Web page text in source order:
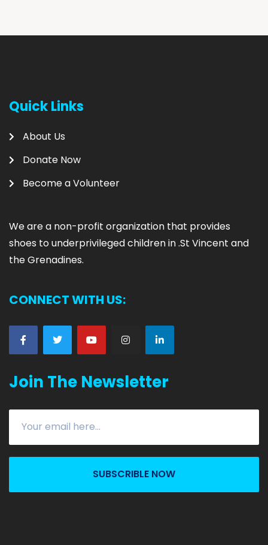
Quick Links
About Us
Donate Now
Become a Volunteer
We area non-profit organization that provides
shoes to underprivileged children in .St Vincent and
the Grenadines.
CONNECT WITH US:
Join The Newsletter
SUBSCRIBLE NOW